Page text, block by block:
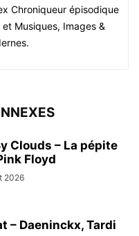
Chroniqueur épisodique
Musiques, Images &
Clouds – La pépite
Floyd
2026
– Daeninckx, Tardi